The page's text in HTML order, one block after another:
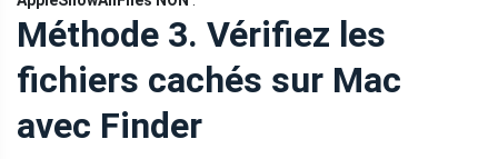
Méthode 3. Vérifiez les
fichiers cachés sur Mac
avec Finder